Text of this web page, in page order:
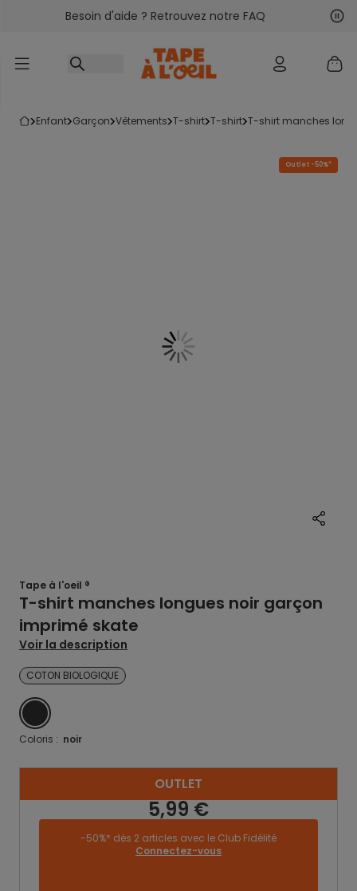
Accéder au contenu
Besoin d'aide ? Retrouvez notre FAQ
enfant garçon vêtements t-shirt t-shirt t-shirt manches
Outlet -50%*
Tape à l'oeil ®
T-shirt manches longues noir garçon
imprimé skate
Voir la description
COTON BIOLOGIQUE
NOIR
Coloris : noir
OUTLET
5,99 €
-50%* dès 2 articles avec le Club Fidélité
Connectez-vous